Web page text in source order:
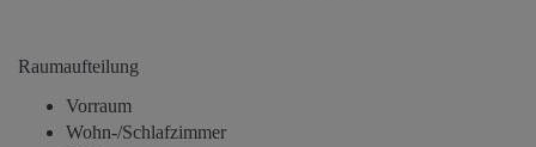
Raumaufteilung
Vorraum
Wohn-/Schlafzimmer